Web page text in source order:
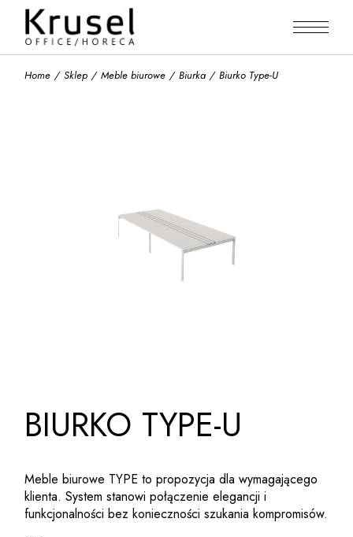
content
Home Sklep Meble biurowe Biurka Biurko Type-U
BIURKO TYPE-U
Meble biurowe TYPE to propozycja dla wymagającego
klienta. System stanowi połączenie elegancji i
funkcjonalności bez konieczności szukania kompromisów.